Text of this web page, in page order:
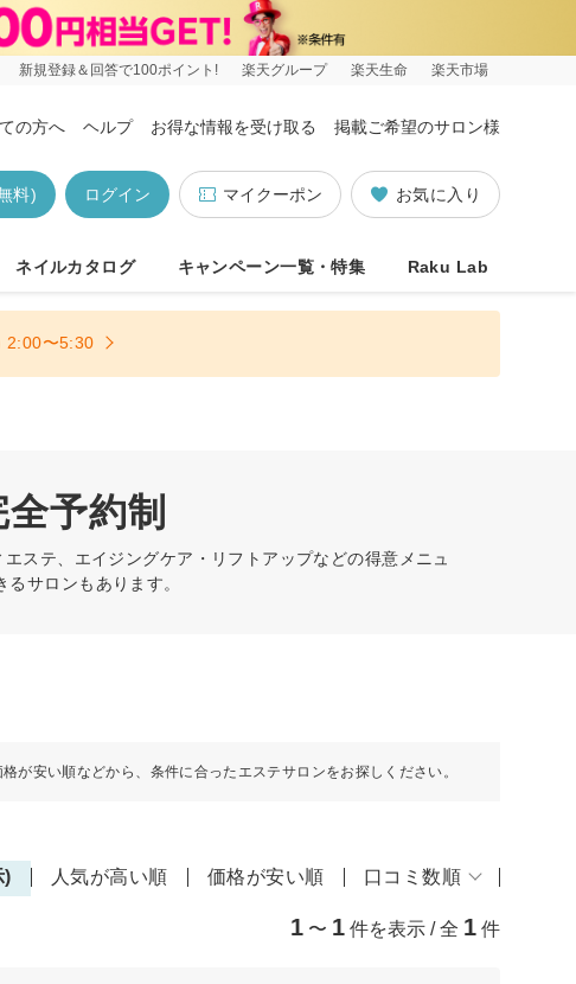
新規登録＆回答で100ポイント! 楽天グループ 楽天生命 楽天市場
の方へ ヘルプ お得な情報を受け取る 掲載ご希望のサロン様
お気に入り
マイクーポン
ログイン
料)
ネイルカタログ キャンペーン一覧・特集 Raku Lab
2:00〜5:30
予約制
ステ、エイジングケア・リフトアップなどの得意メニュ
サロンもあります。
が安い順などから、条件に合ったエステサロンをお探しください。
) 人気が高い順 価格が安い順 口コミ数順
1 〜 1 件を表示 / 全 1 件